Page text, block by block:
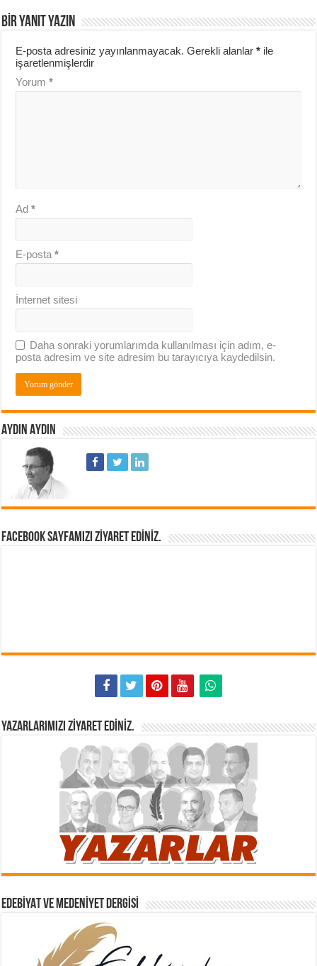
BIR YANIT YAZIN
E-posta adresiniz yayınlanmayacak. Gerekli alanlar* ile
işaretlenmişlerdir
Yorum*
Ad*
E-posta*
İnternet sitesi
Daha sonraki yorumlarımda kullanılması için adım, e-
posta adresim ve site adresim bu tarayıcıya kaydedilsin.
AYDIN AYDIN
FACEBOOK SAYFAMIZI ZIYARET EDINIZ.
YAZARLARIMIZI ZIYARET EDINIZ.
EDEBIYAT VE MEDENIYET DERGISI